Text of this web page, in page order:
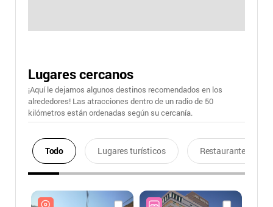
Lugares cercanos
¡Aquí le dejamos algunos destinos recomendados en los
alrededores! Las atracciones dentro de un radio de 50
kilómetros están ordenadas según su cercanía.
Todo Lugares turísticos Restaurantes